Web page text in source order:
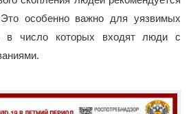
Это особенно важно для уязвимых
в число которых входят люди с